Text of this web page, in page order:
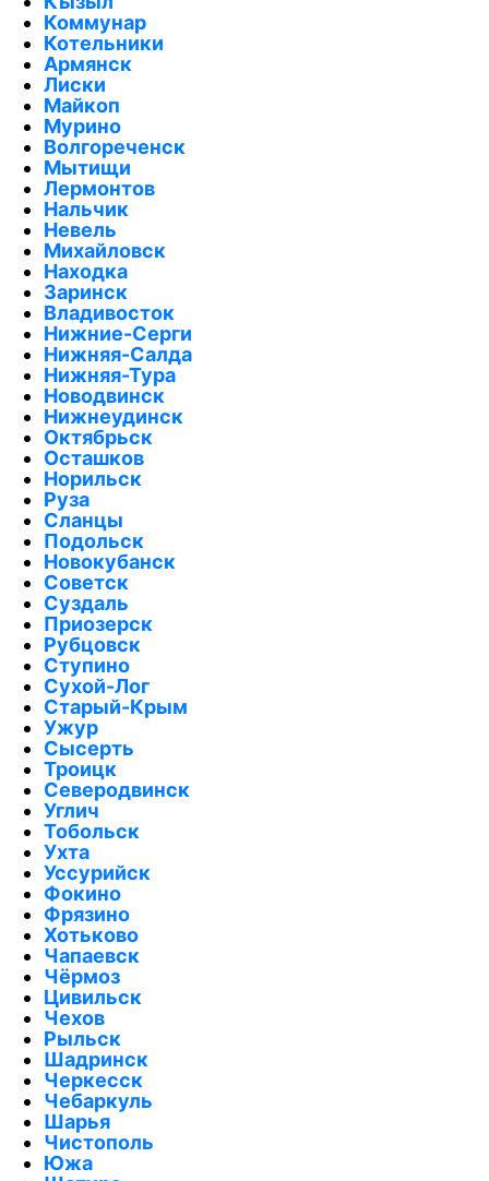
Коммунар
Котельники
Армянск
Лиски
Майкоп
Мурино
Волгореченск
Мытищи
Лермонтов
Нальчик
Невель
Михайловск
Находка
Заринск
Владивосток
Нижние-Серги
Нижняя-Салда
Нижняя-Тура
Новодвинск
Нижнеудинск
Октябрьск
Осташков
Норильск
Руза
Сланцы
Подольск
Новокубанск
Советск
Суздаль
Приозерск
Рубцовск
Ступино
Сухой-Лог
Старый-Крым
Ужур
Сысерть
Троицк
Северодвинск
Углич
Тобольск
Ухта
Уссурийск
Фокино
Фрязино
Хотьково
Чапаевск
Чёрмоз
Цивильск
Чехов
Рыльск
Шадринск
Черкесск
Чебаркуль
Шарья
Чистополь
Южа